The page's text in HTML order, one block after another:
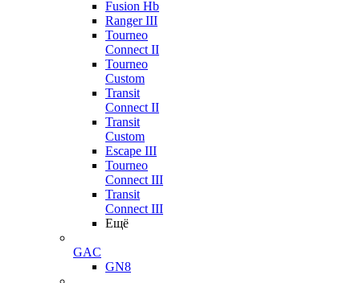
Fusion Hb
Ranger III
Tourneo
Connect II
Tourneo
Custom
Transit
Connect II
Transit
Custom
Escape III
Tourneo
Connect III
Transit
Connect III
Ещё
GAC
GN8